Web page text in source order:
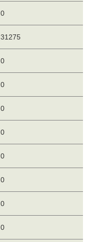
0
31275
0
0
0
0
0
0
0
0